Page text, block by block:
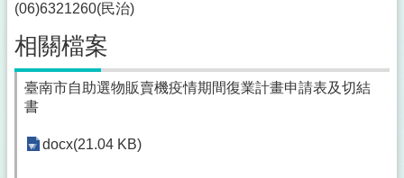
(06)6321260(民治)
相關檔案
臺南市自助選物販賣機疫情期間復業計畫申請表及切結
書
docx(21.04 KB)